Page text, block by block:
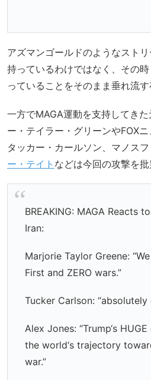
アズマンゴールドのようなスト
持っているわけではなく、その
っていることをそのまま垂れ流す
一方でMAGA運動を支持してき
ー・テイラー・グリーンやFOX
タッカー・カールソン、マノス
ー・テイト などは今回の攻撃を批
BREAKING: MAGA Reacts
Iran:
Marjorie Taylor Greene:
First and ZERO wars.”
Tucker Carlson:
Alex Jones: “Trump‘s
the world‘s trajectory
war.”